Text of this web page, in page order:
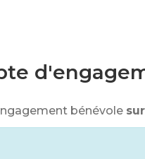
bénévole